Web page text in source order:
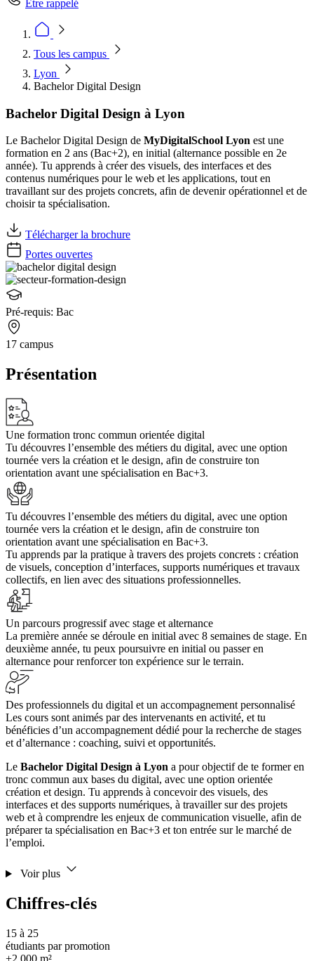
Être rappelé
Tous les campus
Lyon
Bachelor Digital Design
Bachelor Digital Design à Lyon
Le Bachelor Digital Design de MyDigitalSchool Lyon est une
formation en 2 ans (Bac+2), en initial (alternance possible en 2e
année). Tu apprends à créer des visuels, des interfaces et des
contenus numériques pour le web et les applications, tout en
travaillant sur des projets concrets, afin de devenir opérationnel et de
choisir ta spécialisation.
Télécharger la brochure
Portes ouvertes
Pré-requis: Bac
17 campus
Présentation
Une formation tronc commun orientée digital
Tu découvres l’ensemble des métiers du digital, avec une option
tournée vers la création et le design, afin de construire ton
orientation avant une spécialisation en Bac+3.
Tu découvres l’ensemble des métiers du digital, avec une option
tournée vers la création et le design, afin de construire ton
orientation avant une spécialisation en Bac+3.
Tu apprends par la pratique à travers des projets concrets : création
de visuels, conception d’interfaces, supports numériques et travaux
collectifs, en lien avec des situations professionnelles.
Un parcours progressif avec stage et alternance
La première année se déroule en initial avec 8 semaines de stage. En
deuxième année, tu peux poursuivre en initial ou passer en
alternance pour renforcer ton expérience sur le terrain.
Des professionnels du digital et un accompagnement personnalisé
Les cours sont animés par des intervenants en activité, et tu
bénéficies d’un accompagnement dédié pour la recherche de stages
et d’alternance : coaching, suivi et opportunités.
Le Bachelor Digital Design à Lyon a pour objectif de te former en
tronc commun aux bases du digital, avec une option orientée
création et design. Tu apprends à concevoir des visuels, des
interfaces et des supports numériques, à travailler sur des projets
web et à comprendre les enjeux de communication visuelle, afin de
préparer ta spécialisation en Bac+3 et ton entrée sur le marché de
l’emploi.
Voir plus
Chiffres-clés
15 à 25
étudiants par promotion
+2 000 m²